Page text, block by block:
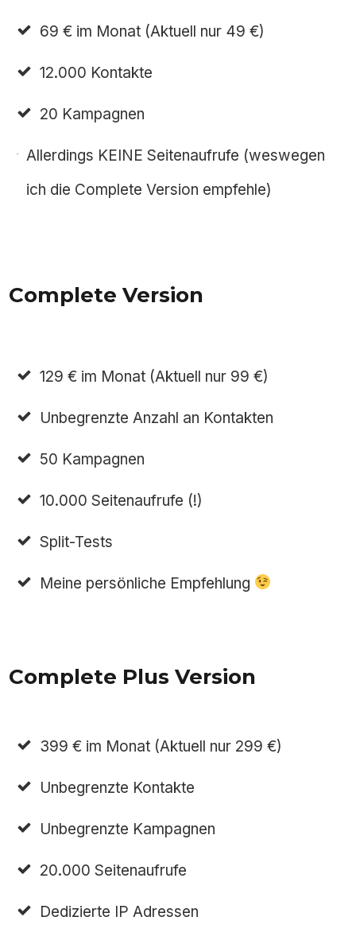
69 € im Monat (Aktuell nur 49 €)
12.000 Kontakte
20 Kampagnen
Allerdings KEINE Seitenaufrufe (weswegen
ich die Complete Version empfehle)
Complete Version
129 € im Monat (Aktuell nur 99 €)
Unbegrenzte Anzahl an Kontakten
50 Kampagnen
10.000 Seitenaufrufe (!)
Split-Tests
Meine persönliche Empfehlung
Complete Plus Version
399 € im Monat (Aktuell nur 299 €)
Unbegrenzte Kontakte
Unbegrenzte Kampagnen
20.000 Seitenaufrufe
Dedizierte IP Adressen